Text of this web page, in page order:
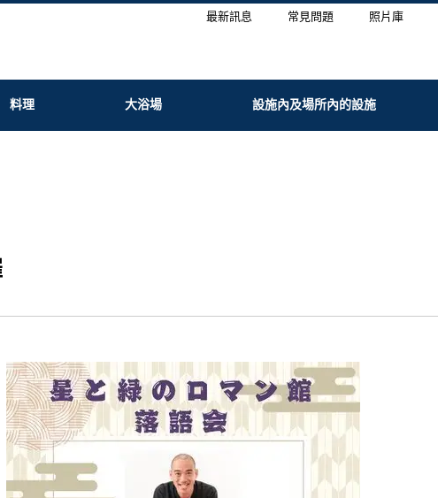
最新訊息 常見問題 照片庫
料理 大浴場 設施內及場所內的設施